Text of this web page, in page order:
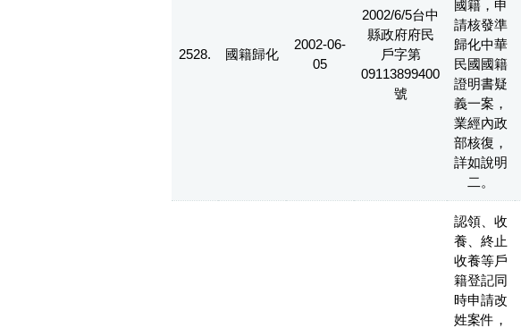
2528. 國籍歸化
2002-06-
05
2002/6/5台中
縣政府府民
戶字第
09113899400
號
國籍，申
請核發準
歸化中華
民國國籍
證明書疑
義一案，
業經內政
部核復，
詳如說明
二。
認領、收
養、終止
收養等戶
籍登記同
時申請改
姓案件，